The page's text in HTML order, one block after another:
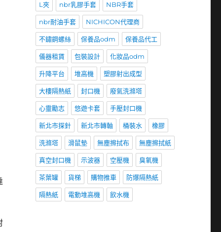
L夾 nbr乳膠手套 NBR手套
nbr耐油手套 NICHICON代理商
不鏽鋼螺絲 保養品odm 保養品代工
儀器租賃 包裝設計 化妝品odm
升降平台 堆高機 塑膠射出成型
大樓隔熱紙 封口機 廢氣洗滌塔
心靈勵志 悠遊卡套 手壓封口機
新北市探針 新北市轉軸 桶裝水 橡膠
洗滌塔 滑鼠墊 無塵擦拭布 無塵擦拭紙
真空封口機 示波器 空壓機 臭氧機
茶葉罐 貨梯 購物推車 防爆隔熱紙
隔熱紙 電動堆高機 飲水機